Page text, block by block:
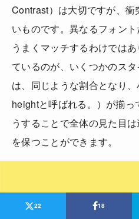
Contrast）は大切ですが、
いものです。異なるフォン
うまくマッチするわけでは
ているのが、いくつかのス
は、同じような割合となり
heightと呼ばれる。）が揃っ
うすることで全体の見た目
を保つことができます。
22 18